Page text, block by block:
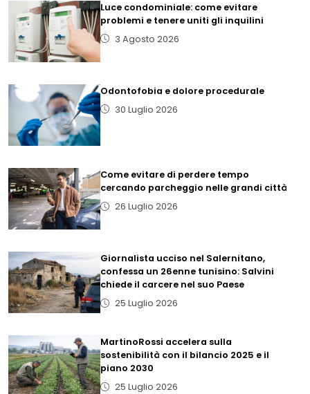
Luce condominiale: come evitare
problemi e tenere uniti gli inquilini
3 Agosto 2026
Odontofobia e dolore procedurale
30 Luglio 2026
Come evitare di perdere tempo
cercando parcheggio nelle grandi città
26 Luglio 2026
Giornalista ucciso nel Salernitano,
confessa un 26enne tunisino: Salvini
chiede il carcere nel suo Paese
25 Luglio 2026
MartinoRossi accelera sulla
sostenibilità con il bilancio 2025 e il
piano 2030
25 Luglio 2026